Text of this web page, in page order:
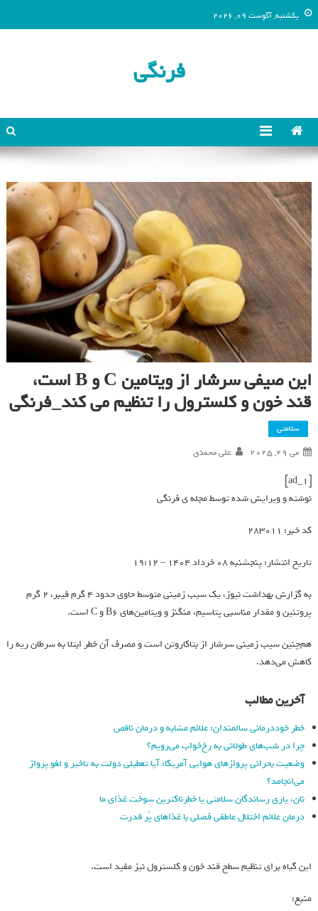
یکشنبه, آگوست 09, 2026
فرنگی
این صیفی سرشار از ویتامین C و B است،
قند خون و کلسترول را تنظیم می کند_فرنگی
سلامتی
می 29, 2025 علی محمدی
[ad_1]
نوشته و ویرایش شده توسط مجله ی فرنگی
کد خبر: 283011
تاریخ انتشار: پنجشنبه 08 خرداد 1404 – 19:12
به گزارش بهداشت نیوز، یک سیب زمینی متوسط حاوی حدود ۴ گرم فیبر، ۲ گرم
پروتئین و مقدار مناسبی پتاسیم، منگنز و ویتامین‌های B۶ و C است.
هم‌چنین سیب زمینی سرشار از بتاکاروتن است و مصرف آن خطر ابتلا به سرطان ریه را
کاهش می‌دهد.
آخرین مطالب
خطر خوددرمانی سالمندان: علائم مشابه و درمان ناقص
چرا در شب‌های طولانی به رخ‌خواب می‌رویم؟
وضعیت بحرانی پروازهای هوایی آمریکا: آیا تعطیلی دولت به تاخیر و لغو پرواز
می‌انجامد؟
نان، یاری رساندگان سلامتی یا خطرناکترین سوخت غذای ما
درمان علائم اختلال عاطفی فصلی با غذاهای پُر قدرت
این گیاه برای تنظیم سطح قند خون و کلسترول نیز مفید است.
منبع: